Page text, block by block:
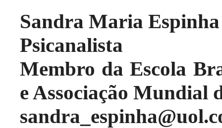
Sandra Maria
Psicanalista
Membro da Escola
e Associação Mundial